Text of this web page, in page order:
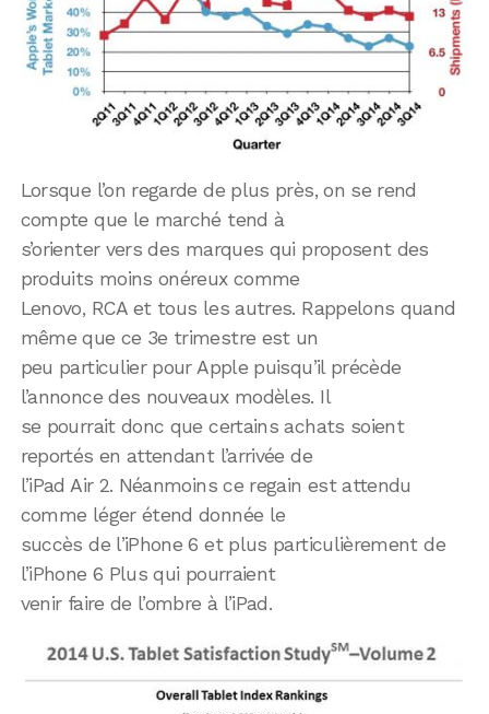
Lorsque l’on regarde de plus près, on se rend
compte que le marché tend à
s’orienter vers des marques qui proposent des
produits moins onéreux comme
Lenovo, RCA et tous les autres. Rappelons quand
même que ce 3e trimestre est un
peu particulier pour Apple puisqu’il précède
l’annonce des nouveaux modèles. Il
se pourrait donc que certains achats soient
reportés en attendant l’arrivée de
l’iPad Air 2. Néanmoins ce regain est attendu
comme léger étend donnée le
succès de l’iPhone 6 et plus particulièrement de
l’iPhone 6 Plus qui pourraient
venir faire de l’ombre à l’iPad.